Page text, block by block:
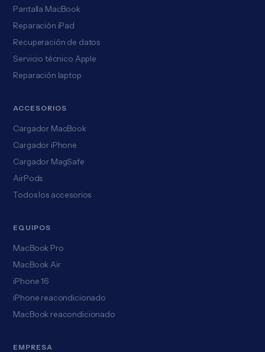
Pantalla MacBook
Reparación iPad
Recuperación de datos
Servicio técnico Apple
Reparación laptop
ACCESORIOS
Cargador MacBook
Cargador iPhone
Cargador MagSafe
AirPods
Todos los accesorios
EQUIPOS
MacBook Pro
MacBook Air
iPhone 16
iPhone reacondicionado
MacBook reacondicionado
EMPRESA